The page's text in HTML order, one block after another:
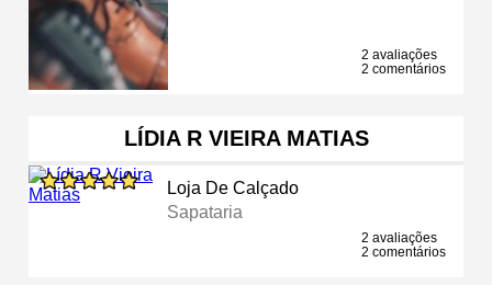
2 avaliações
2 comentários
LÍDIA R VIEIRA MATIAS
Loja De Calçado
Sapataria
2 avaliações
2 comentários